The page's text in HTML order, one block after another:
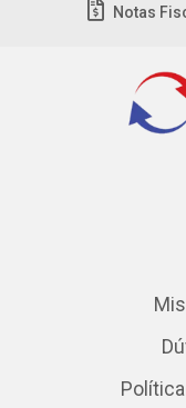
Notas